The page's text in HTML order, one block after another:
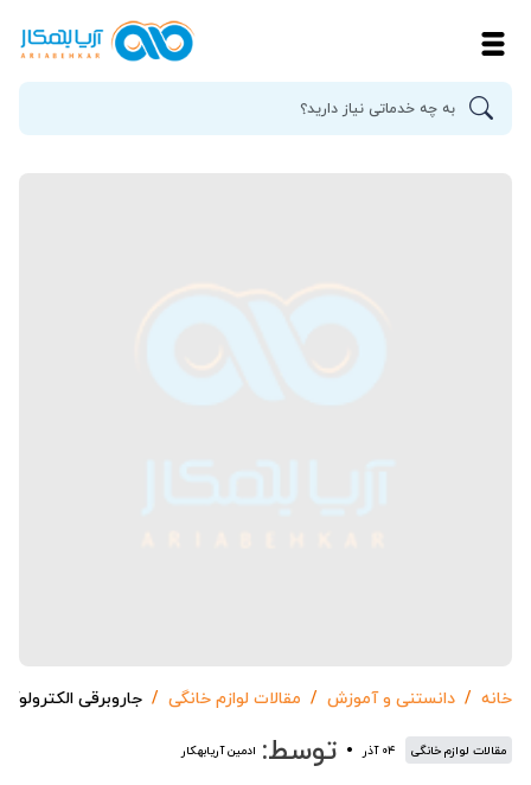
خانه دانستنی و آموزش مقالات لوازم خانگی جاروبرقی
مقالات لوازم خانگی ۰۴ آذر توسط: ادمین آریابهکار